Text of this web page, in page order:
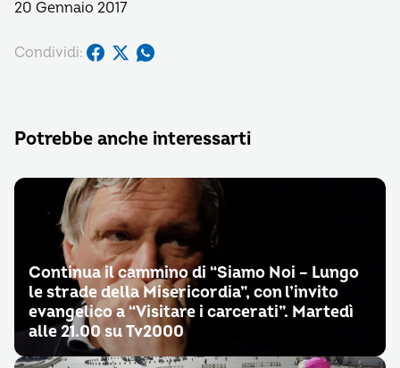
20 Gennaio 2017
Condividi:
Potrebbe anche interessarti
Continua il cammino di “Siamo Noi – Lungo
le strade della Misericordia”, con l’invito
evangelico a “Visitare i carcerati”. Martedì
alle 21.00 su Tv2000